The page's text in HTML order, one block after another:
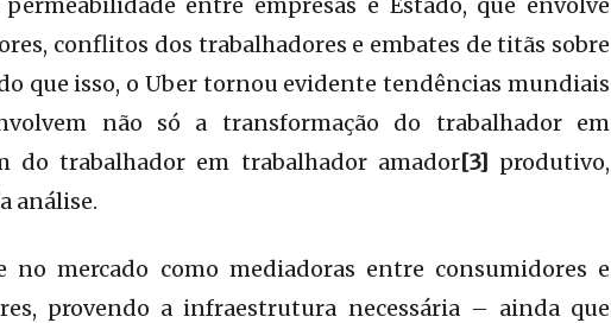
conflitos dos trabalhadores e embates de titãs sobre
que isso, o Uber tornou evidente tendências mundiais
não só a transformação do trabalhador em
do trabalhador em trabalhador amador[3] produtivo,
análise.
no mercado como mediadoras entre consumidores e
provendo a infraestrutura necessária – ainda que